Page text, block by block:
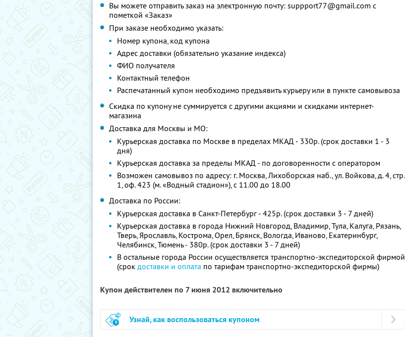
Вы можете отправить заказ на электронную почту: suppport77@gmail.com с
пометкой «Заказ»
При заказе необходимо указать:
Номер купона, код купона
Адрес доставки (обязательно указание индекса)
ФИО получателя
Контактный телефон
Распечатанный купон необходимо предъявить курьеру или в пункте самовывоза
Скидка по купону не суммируется с другими акциями и скидками интернет-
магазина
Доставка для Москвы и МО:
Курьерская доставка по Москве в пределах МКАД - 330р. (срок доставки 1 - 3
дня)
Курьерская доставка за пределы МКАД - по договоренности с оператором
Возможен самовывоз по адресу: г. Москва, Лихоборская наб., ул. Войкова, д. 4, стр.
1, оф. 423 (м. «Водный стадион»), с 11.00 до 18.00
Доставка по России:
Курьерская доставка в Санкт-Петербург - 425р. (срок доставки 3 - 7 дней)
Курьерская доставка в города Нижний Новгород, Владимир, Тула, Калуга, Рязань,
Тверь, Ярославль, Кострома, Орел, Брянск, Вологда, Иваново, Екатеринбург,
Челябинск, Тюмень - 380р. (срок доставки 3 - 7 дней)
В остальные города России осуществляется транспортно-экспедиторской фирмой
(срок доставки и оплата по тарифам транспортно-экспедиторской фирмы)
Купон действителен по 7 июня 2012 включительно
Узнай, как воспользоваться купоном